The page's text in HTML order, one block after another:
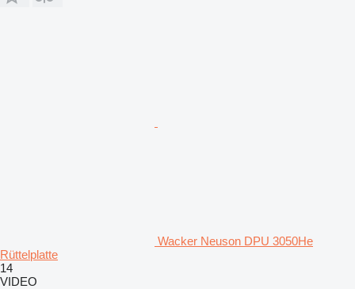
Wacker Neuson DPU 3050He
Rüttelplatte
14
VIDEO